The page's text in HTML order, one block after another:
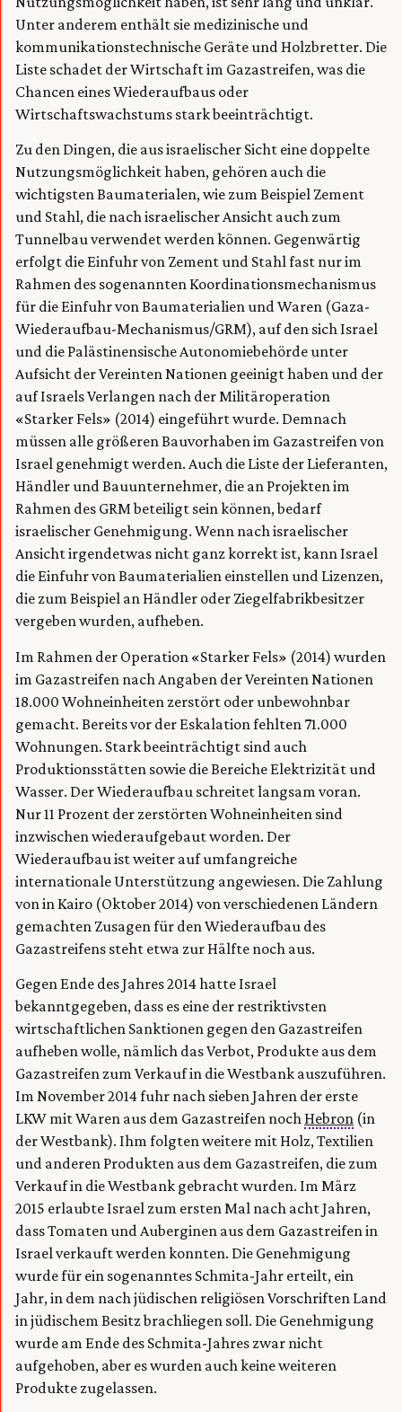
Unter anderem enthält sie medizinische und
kommunikationstechnische Geräte und Holzbretter. Die
Liste schadet der Wirtschaft im Gazastreifen, was die
Chancen eines Wiederaufbaus oder
Wirtschaftswachstums stark beeinträchtigt.
Zu den Dingen, die aus israelischer Sicht eine doppelte
Nutzungsmöglichkeit haben, gehören auch die
wichtigsten Baumaterialen, wie zum Beispiel Zement
und Stahl, die nach israelischer Ansicht auch zum
Tunnelbau verwendet werden können. Gegenwärtig
erfolgt die Einfuhr von Zement und Stahl fast nur im
Rahmen des sogenannten Koordinationsmechanismus
für die Einfuhr von Baumaterialien und Waren (Gaza-
Wiederaufbau-Mechanismus/GRM), auf den sich Israel
und die Palästinensische Autonomiebehörde unter
Aufsicht der Vereinten Nationen geeinigt haben und der
auf Israels Verlangen nach der Militäroperation
«Starker Fels» (2014) eingeführt wurde. Demnach
müssen alle größeren Bauvorhaben im Gazastreifen von
Israel genehmigt werden. Auch die Liste der Lieferanten,
Händler und Bauunternehmer, die an Projekten im
Rahmen des GRM beteiligt sein können, bedarf
israelischer Genehmigung. Wenn nach israelischer
Ansicht irgendetwas nicht ganz korrekt ist, kann Israel
die Einfuhr von Baumaterialien einstellen und Lizenzen,
die zum Beispiel an Händler oder Ziegelfabrikbesitzer
vergeben wurden, aufheben.
Im Rahmen der Operation «Starker Fels» (2014) wurden
im Gazastreifen nach Angaben der Vereinten Nationen
18.000 Wohneinheiten zerstört oder unbewohnbar
gemacht. Bereits vor der Eskalation fehlten 71.000
Wohnungen. Stark beeinträchtigt sind auch
Produktionsstätten sowie die Bereiche Elektrizität und
Wasser. Der Wiederaufbau schreitet langsam voran.
Nur 11 Prozent der zerstörten Wohneinheiten sind
inzwischen wiederaufgebaut worden. Der
Wiederaufbau ist weiter auf umfangreiche
internationale Unterstützung angewiesen. Die Zahlung
von in Kairo (Oktober 2014) von verschiedenen Ländern
gemachten Zusagen für den Wiederaufbau des
Gazastreifens steht etwa zur Hälfte noch aus.
Gegen Ende des Jahres 2014 hatte Israel
bekanntgegeben, dass es eine der restriktivsten
wirtschaftlichen Sanktionen gegen den Gazastreifen
aufheben wolle, nämlich das Verbot, Produkte aus dem
Gazastreifen zum Verkauf in die Westbank auszuführen.
Im November 2014 fuhr nach sieben Jahren der erste
LKW mit Waren aus dem Gazastreifen noch Hebron (in
der Westbank). Ihm folgten weitere mit Holz, Textilien
und anderen Produkten aus dem Gazastreifen, die zum
Verkauf in die Westbank gebracht wurden. Im März
2015 erlaubte Israel zum ersten Mal nach acht Jahren,
dass Tomaten und Auberginen aus dem Gazastreifen in
Israel verkauft werden konnten. Die Genehmigung
wurde für ein sogenanntes Schmita-Jahr erteilt, ein
Jahr, in dem nach jüdischen religiösen Vorschriften Land
in jüdischem Besitz brachliegen soll. Die Genehmigung
wurde am Ende des Schmita-Jahres zwar nicht
aufgehoben, aber es wurden auch keine weiteren
Produkte zugelassen.